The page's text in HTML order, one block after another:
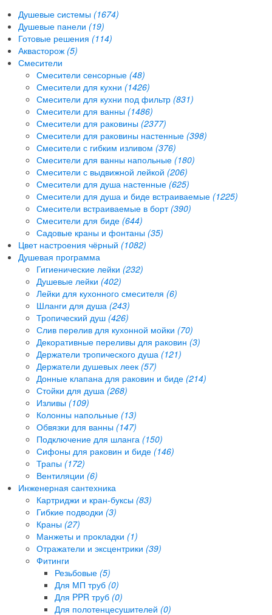
Душевые системы (1674)
Душевые панели (19)
Готовые решения (114)
Аквасторож (5)
Смесители
Смесители сенсорные (48)
Смесители для кухни (1426)
Смесители для кухни под фильтр (831)
Смесители для ванны (1486)
Смесители для раковины (2377)
Смесители для раковины настенные (398)
Смесители с гибким изливом (376)
Смесители для ванны напольные (180)
Смесители с выдвижной лейкой (206)
Смесители для душа настенные (625)
Смесители для душа и биде встраиваемые (1225)
Смесители встраиваемые в борт (390)
Смесители для биде (644)
Садовые краны и фонтаны (35)
Цвет настроения чёрный (1082)
Душевая программа
Гигиенические лейки (232)
Душевые лейки (402)
Лейки для кухонного смесителя (6)
Шланги для душа (243)
Тропический душ (426)
Слив перелив для кухонной мойки (70)
Декоративные переливы для раковин (3)
Держатели тропического душа (121)
Держатели душевых леек (57)
Донные клапана для раковин и биде (214)
Стойки для душа (268)
Изливы (109)
Колонны напольные (13)
Обвязки для ванны (147)
Подключение для шланга (150)
Сифоны для раковин и биде (146)
Трапы (172)
Вентиляции (6)
Инженерная сантехника
Картриджи и кран-буксы (83)
Гибкие подводки (3)
Краны (27)
Манжеты и прокладки (1)
Отражатели и эксцентрики (39)
Фитинги
Резьбовые (5)
Для МП труб (0)
Для PPR труб (0)
Для полотенцесушителей (0)